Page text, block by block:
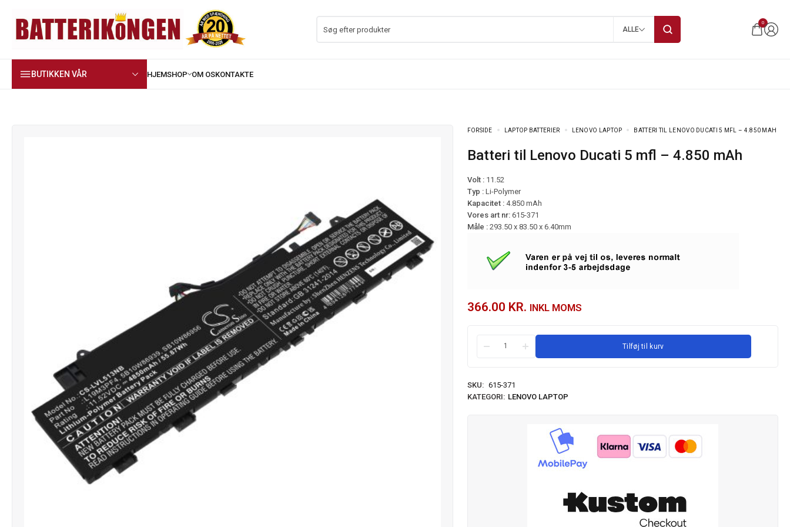
ALLE
0
BUTIKKEN VÅR
FORSIDE LAPTOP BATTERIER LENOVO LAPTOP BATTERI TIL LENOVO DUCATI 5 MFL – 4.850 MAH
Batteri til Lenovo Ducati 5 mfl – 4.850 mAh
Volt :11.52
Typ : Li-Polymer
Kapacitet : 4.850 mAh
Vores art nr: 615-371
Måle : 293.50 x 83.50 x 6.40mm
366.00 KR. INKL MOMS
Tilføj til kurv
SKU: 615-371
KATEGORI: LENOVO LAPTOP